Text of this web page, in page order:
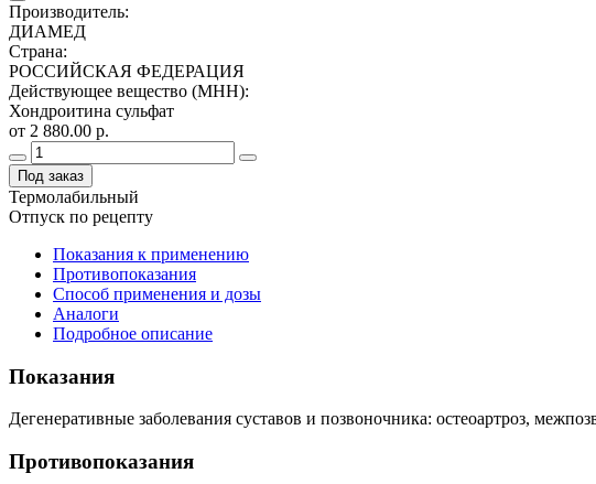
Производитель:
ДИАМЕД
Страна:
РОССИЙСКАЯ ФЕДЕРАЦИЯ
Действующее вещество (МНН):
Хондроитина сульфат
от 2 880.00 р.
Под заказ
Термолабильный
Отпуск по рецепту
Показания к применению
Противопоказания
Способ применения и дозы
Аналоги
Подробное описание
Показания
Дегенеративные заболевания суставов и позвоночника: остеоартроз,
Противопоказания